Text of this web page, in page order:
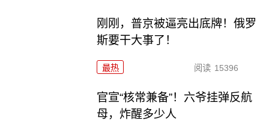
刚刚，普京被逼亮出底牌！俄罗
斯要干大事了！
最热 阅读 15396
官宣“核常兼备”！六爷挂弹反航
母，炸醒多少人